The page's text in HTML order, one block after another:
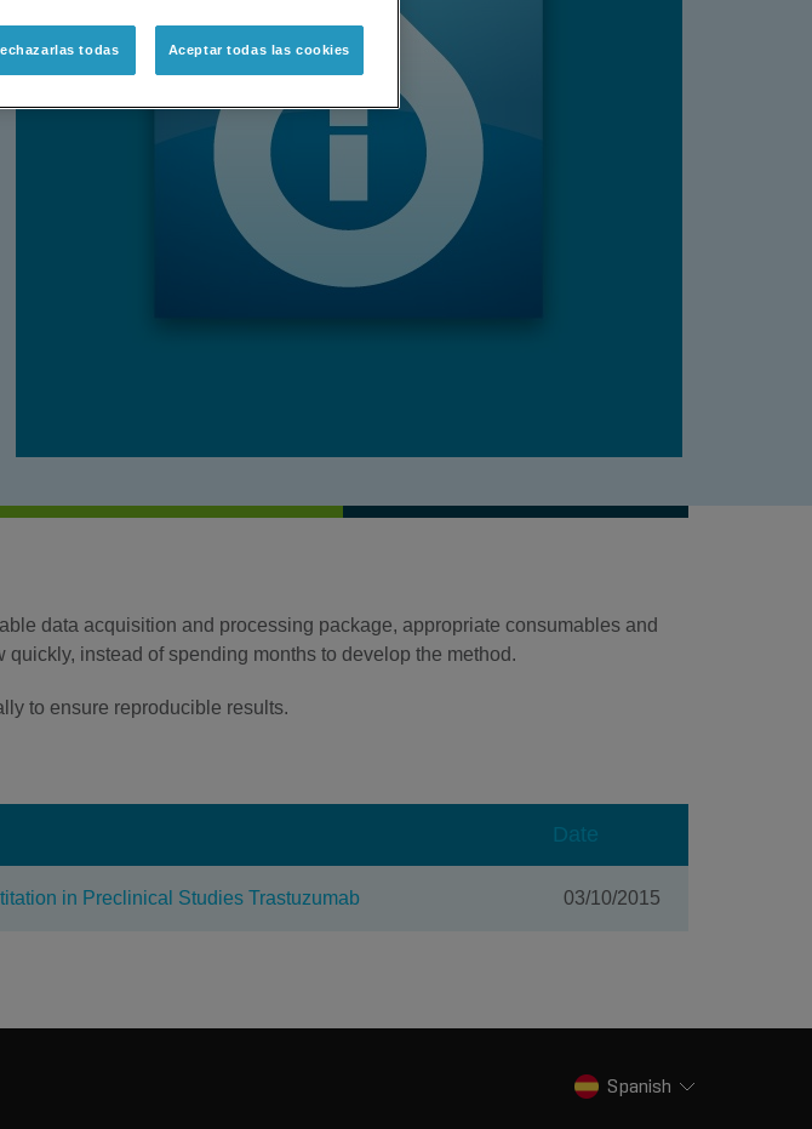
data acquisition and processing package, appropriate consumables and
instead of spending months to develop the method.
to ensure reproducible results.
Date
in Preclinical Studies Trastuzumab 03/10/2015
Spanish
todas Aceptar todas las cookies